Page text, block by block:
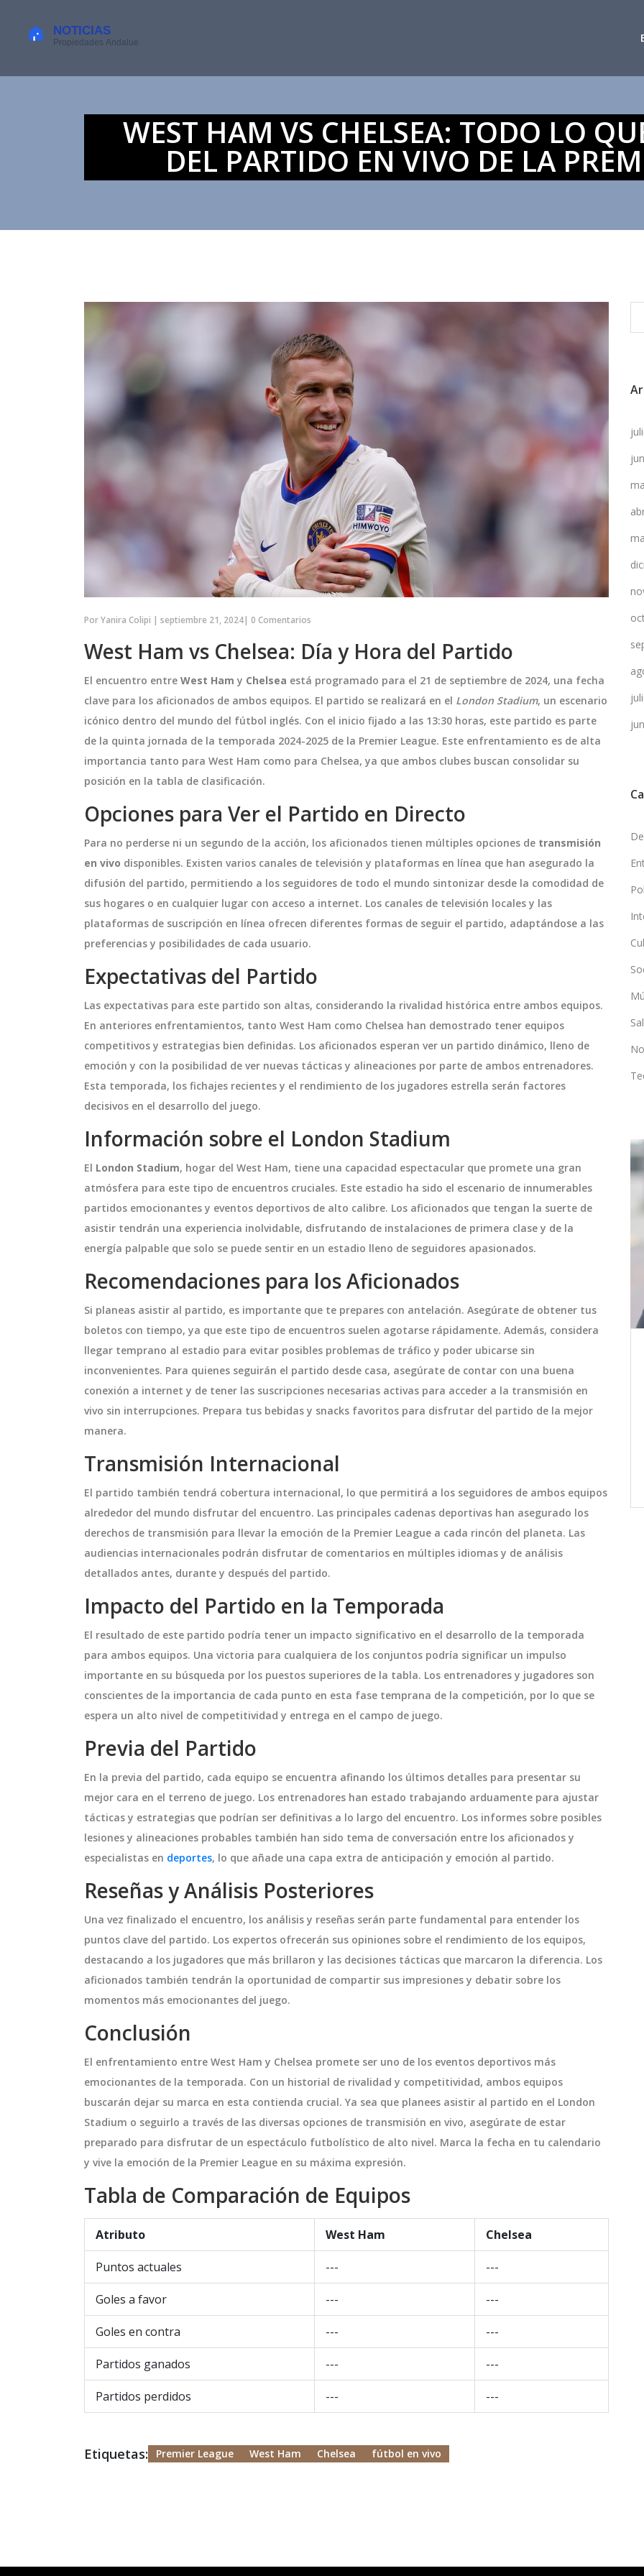
WEST HAM VS CHELSEA: TODO LO
DEL PARTIDO EN VIVO DE LA
PorYanira Colipi | septiembre 21, 2024| 0 Comentarios
West Ham vs Chelsea: Día y Hora del Partido
El encuentro entre West Ham y Chelsea está programado para el 21 de septiembre de 2024, una fecha
clave para los aficionados de ambos equipos. El partido se realizará en el London Stadium, un escenario
icónico dentro del mundo del fútbol inglés. Con el inicio fijado a las 13:30 horas, este partido es parte
de la quinta jornada de la temporada 2024-2025 de la Premier League. Este enfrentamiento es de alta
importancia tanto para West Ham como para Chelsea, ya que ambos clubes buscan consolidar su
posición en la tabla de clasificación.
Opciones para Ver el Partido en Directo
Para no perderse ni un segundo de la acción, los aficionados tienen múltiples opciones de transmisión
en vivo disponibles. Existen varios canales de televisión y plataformas en línea que han asegurado la
difusión del partido, permitiendo a los seguidores de todo el mundo sintonizar desde la comodidad de
sus hogares o en cualquier lugar con acceso a internet. Los canales de televisión locales y las
plataformas de suscripción en línea ofrecen diferentes formas de seguir el partido, adaptándose a las
preferencias y posibilidades de cada usuario.
Expectativas del Partido
Las expectativas para este partido son altas, considerando la rivalidad histórica entre ambos equipos.
En anteriores enfrentamientos, tanto West Ham como Chelsea han demostrado tener equipos
competitivos y estrategias bien definidas. Los aficionados esperan ver un partido dinámico, lleno de
emoción y con la posibilidad de ver nuevas tácticas y alineaciones por parte de ambos entrenadores.
Esta temporada, los fichajes recientes y el rendimiento de los jugadores estrella serán factores
decisivos en el desarrollo del juego.
Información sobre el London Stadium
El London Stadium, hogar del West Ham, tiene una capacidad espectacular que promete una gran
atmósfera para este tipo de encuentros cruciales. Este estadio ha sido el escenario de innumerables
partidos emocionantes y eventos deportivos de alto calibre. Los aficionados que tengan la suerte de
asistir tendrán una experiencia inolvidable, disfrutando de instalaciones de primera clase y de la
energía palpable que solo se puede sentir en un estadio lleno de seguidores apasionados.
Recomendaciones para los Aficionados
Si planeas asistir al partido, es importante que te prepares con antelación. Asegúrate de obtener tus
boletos con tiempo, ya que este tipo de encuentros suelen agotarse rápidamente. Además, considera
llegar temprano al estadio para evitar posibles problemas de tráfico y poder ubicarse sin
inconvenientes. Para quienes seguirán el partido desde casa, asegúrate de contar con una buena
conexión a internet y de tener las suscripciones necesarias activas para acceder a la transmisión en
vivo sin interrupciones. Prepara tus bebidas y snacks favoritos para disfrutar del partido de la mejor
manera.
Transmisión Internacional
El partido también tendrá cobertura internacional, lo que permitirá a los seguidores de ambos equipos
alrededor del mundo disfrutar del encuentro. Las principales cadenas deportivas han asegurado los
derechos de transmisión para llevar la emoción de la Premier League a cada rincón del planeta. Las
audiencias internacionales podrán disfrutar de comentarios en múltiples idiomas y de análisis
detallados antes, durante y después del partido.
Impacto del Partido en la Temporada
El resultado de este partido podría tener un impacto significativo en el desarrollo de la temporada
para ambos equipos. Una victoria para cualquiera de los conjuntos podría significar un impulso
importante en su búsqueda por los puestos superiores de la tabla. Los entrenadores y jugadores son
conscientes de la importancia de cada punto en esta fase temprana de la competición, por lo que se
espera un alto nivel de competitividad y entrega en el campo de juego.
Previa del Partido
En la previa del partido, cada equipo se encuentra afinando los últimos detalles para presentar su
mejor cara en el terreno de juego. Los entrenadores han estado trabajando arduamente para ajustar
tácticas y estrategias que podrían ser definitivas a lo largo del encuentro. Los informes sobre posibles
lesiones y alineaciones probables también han sido tema de conversación entre los aficionados y
especialistas en deportes, lo que añade una capa extra de anticipación y emoción al partido.
Reseñas y Análisis Posteriores
Una vez finalizado el encuentro, los análisis y reseñas serán parte fundamental para entender los
puntos clave del partido. Los expertos ofrecerán sus opiniones sobre el rendimiento de los equipos,
destacando a los jugadores que más brillaron y las decisiones tácticas que marcaron la diferencia. Los
aficionados también tendrán la oportunidad de compartir sus impresiones y debatir sobre los
momentos más emocionantes del juego.
Conclusión
El enfrentamiento entre West Ham y Chelsea promete ser uno de los eventos deportivos más
emocionantes de la temporada. Con un historial de rivalidad y competitividad, ambos equipos
buscarán dejar su marca en esta contienda crucial. Ya sea que planees asistir al partido en el London
Stadium o seguirlo a través de las diversas opciones de transmisión en vivo, asegúrate de estar
preparado para disfrutar de un espectáculo futbolístico de alto nivel. Marca la fecha en tu calendario
y vive la emoción de la Premier League en su máxima expresión.
Tabla de Comparación de Equipos
Atributo West Ham Chelsea
Puntos actuales --- ---
Goles a favor --- ---
Goles en contra --- ---
Partidos ganados --- ---
Partidos perdidos --- ---
Etiquetas: Premier League West Ham Chelsea fútbol en vivo
de Miss Chile
de la atención
coquetos en
Levy. A pesar
gran atención en
sobre su
DEPORTES
Vélez y Argentinos empatan en
un dramático final de partido
Vélez estuvo a punto de ganar un crucial
partido contra Argentinos Juniors, pero
igualó el marcador 1-1. Este resultado
sobre Huracán y mejorar su posición en
la liga. El gol de Lagos a los 44 minutos
del segundo tiempo había ilusionado al
equipo, pero el empate dejó un sabor
amargo.
ENTRETENIMIENTO
Quevedo Regresa a los
Escenarios con una
Transformación Física Viral e
Impactante
El rapero español Quevedo vuelve a los
escenarios después de una breve
Domínguez Quevedo ha perdido una
cantidad significativa de peso y luce un
nuevo peinado, generando admiración y
sorpresa en las redes sociales. Su
dieta y régimen de ejercicios que ha
seguido durante varios meses.